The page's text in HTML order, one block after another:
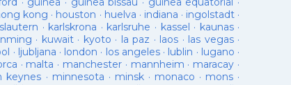
kong · houston · huelva · indiana · ingolstadt·
· karlskrona · karlsruhe · kassel · kaunas·
· kuwait· kyoto · la paz · laos · las vegas·
· ljubljana · london · los angeles· lublin · lugano ·
· malta · manchester · mannheim · maracay ·
keynes · minnesota · minsk· monaco · mons ·